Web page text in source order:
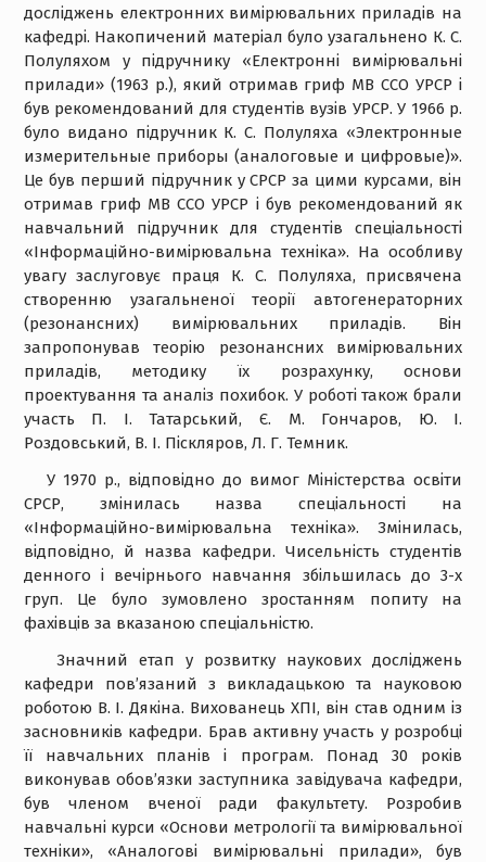
досліджень електронних вимірювальних приладів на
кафедрі. Накопичений матеріал було узагальнено К. С.
Полуляхом у підручнику «Електронні вимірювальні
прилади» (1963 р.), який отримав гриф МВ ССО УРСР і
був рекомендований для студентів вузів УРСР. У 1966 р.
було видано підручник К. С. Полуляха «Электронные
измерительные приборы (аналоговые и цифровые)».
Це був перший підручник у СРСР за цими курсами, він
отримав гриф МВ ССО УРСР і був рекомендований як
навчальний підручник для студентів спеціальності
«Інформаційно-вимірювальна техніка». На особливу
увагу заслуговує праця К. С. Полуляха, присвячена
створенню узагальненої теорії автогенераторних
(резонансних) вимірювальних приладів. Він
запропонував теорію резонансних вимірювальних
приладів, методику їх розрахунку, основи
проектування та аналіз похибок. У роботі також брали
участь П. І. Татарський, Є. М. Гончаров, Ю. І.
Роздовський, В. І. Піскляров, Л. Г. Темник.
У 1970 р., відповідно до вимог Міністерства освіти
СРСР, змінилась назва спеціальності на
«Інформаційно-вимірювальна техніка». Змінилась,
відповідно, й назва кафедри. Чисельність студентів
денного і вечірнього навчання збільшилась до 3-х
груп. Це було зумовлено зростанням попиту на
фахівців за вказаною спеціальністю.
Значний етап у розвитку наукових досліджень
кафедри пов’язаний з викладацькою та науковою
роботою В. І. Дякіна. Вихованець ХПІ, він став одним із
засновників кафедри. Брав активну участь у розробці
її навчальних планів і програм. Понад 30 років
виконував обов’язки заступника завідувача кафедри,
був членом вченої ради факультету. Розробив
навчальні курси «Основи метрології та вимірювальної
техніки», «Аналогові вимірювальні прилади», був